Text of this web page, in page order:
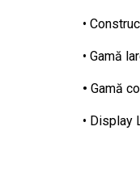
•
• Gamă
• Gamă
• Display